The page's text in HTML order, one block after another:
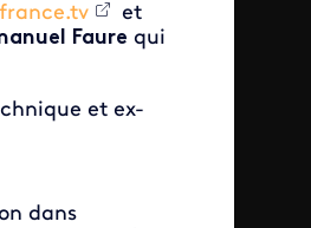
france.tv
et
Faure qui
et ex-
dans